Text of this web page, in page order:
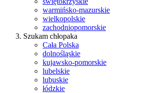
warmińsko-mazurskie
wielkopolskie
zachodniopomorskie
Szukam chłopaka
Cała Polska
dolnośląskie
kujawsko-pomorskie
lubelskie
lubuskie
łódzkie